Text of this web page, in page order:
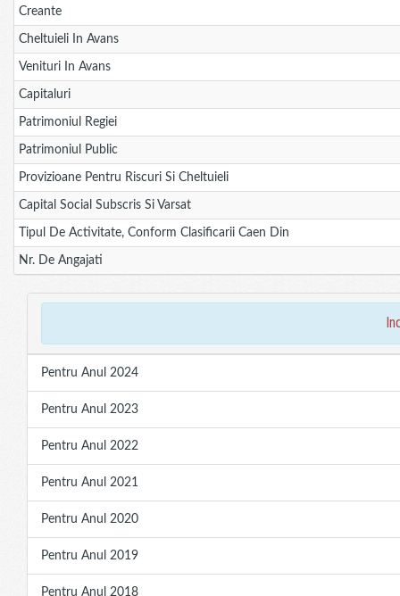
Creante
Cheltuieli In Avans
Venituri In Avans
Capitaluri
Patrimoniul Regiei
Patrimoniul Public
Provizioane Pentru Riscuri Si Cheltuieli
Capital Social Subscris Si Varsat
Tipul De Activitate, Conform Clasificarii Caen Din
Nr. De Angajati
Pentru Anul 2024
Pentru Anul 2023
Pentru Anul 2022
Pentru Anul 2021
Pentru Anul 2020
Pentru Anul 2019
Pentru Anul 2018